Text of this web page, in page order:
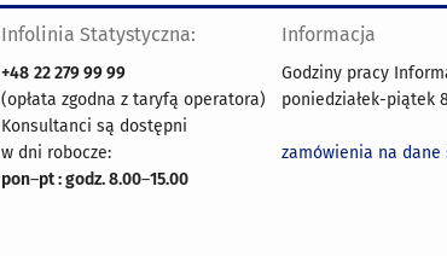
Infolinia Statystyczna:
+48 22 279 99 99
(opłata zgodna z taryfą operatora)
Konsultanci są dostępni
w dni robocze:
pon–pt : godz. 8.00–15.00
Informacja
Godziny pracy
poniedziałek-piątek
zamówienia na dane